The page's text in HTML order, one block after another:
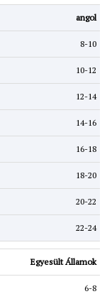
angol
8-10
10-12
12-14
14-16
16-18
18-20
20-22
22-24
Egyesült Államok
6-8